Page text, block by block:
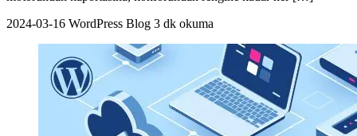
2024-03-16 WordPress Blog 3 dk okuma